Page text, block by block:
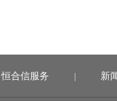
恒合信服务 | 新